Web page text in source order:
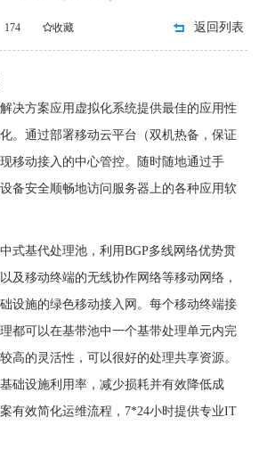
174 收藏 返回列表
决方案应用虚拟化系统提供最佳的应用性
。通过部署移动云平台（双机热备，保证
移动接入的中心管控。随时随地通过手
备安全顺畅地访问服务器上的各种应用软
式基代处理池，利用BGP多线网络优势贯
及移动终端的无线协作网络等移动网络，
设施的绿色移动接入网。每个移动终端接
都可以在基带池中一个基带处理单元内完
高的灵活性，可以很好的处理共享资源。
础设施利用率，减少损耗并有效降低成
有效简化运维流程，7*24小时提供专业IT